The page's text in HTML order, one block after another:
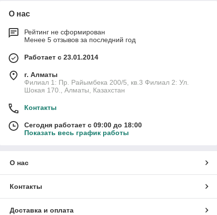
О нас
Рейтинг не сформирован
Менее 5 отзывов за последний год
Работает с 23.01.2014
г. Алматы
Филиал 1: Пр. Райымбека 200/5, кв.3 Филиал 2: Ул.
Шокая 170., Алматы, Казахстан
Контакты
Сегодня работает с 09:00 до 18:00
Показать весь график работы
О нас
Контакты
Доставка и оплата